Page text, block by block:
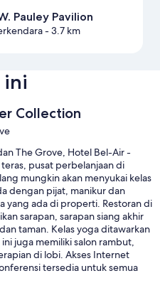
Pauley Pavilion
- 3.7 km
ini
Collection
The Grove, Hotel Bel-Air -
pusat perbelanjaan di
mungkin akan menyukai kelas
dengan pijat, manikur dan
yang ada di properti. Restoran di
sarapan, sarapan siang akhir
taman. Kelas yoga ditawarkan
juga memiliki salon rambut,
di lobi. Akses Internet
tersedia untuk semua